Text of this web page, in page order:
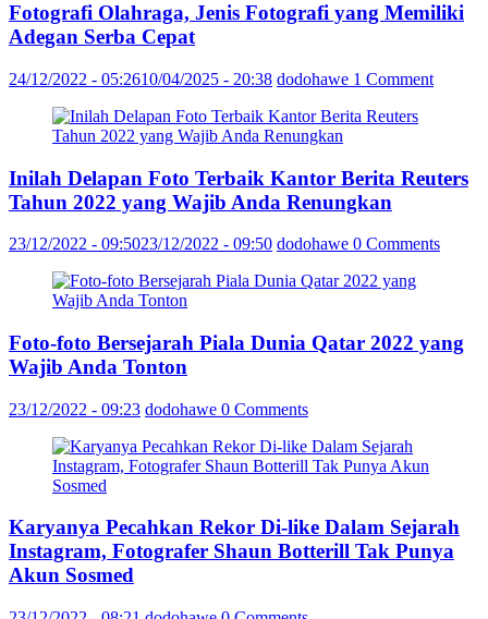
Fotografi Olahraga, Jenis Fotografi yang Memiliki
Adegan Serba Cepat
24/12/2022 - 05:2610/04/2025 - 20:38 dodohawe 1 Comment
Inilah Delapan Foto Terbaik Kantor Berita Reuters
Tahun 2022 yang Wajib Anda Renungkan
23/12/2022 - 09:5023/12/2022 - 09:50 dodohawe 0 Comments
Foto-foto Bersejarah Piala Dunia Qatar 2022 yang
Wajib Anda Tonton
23/12/2022 - 09:23 dodohawe 0 Comments
Karyanya Pecahkan Rekor Di-like Dalam Sejarah
Instagram, Fotografer Shaun Botterill Tak Punya
Akun Sosmed